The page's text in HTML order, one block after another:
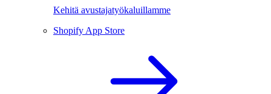
Kehitä avustajatyökaluillamme
Shopify App Store